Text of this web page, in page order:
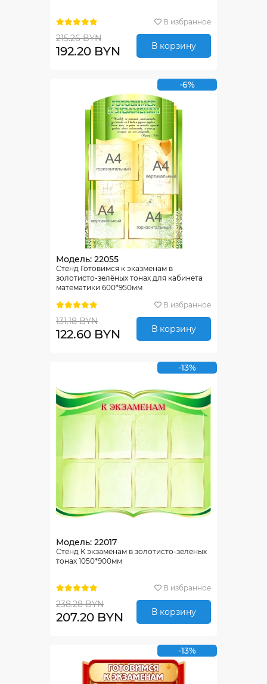
В избранное
215.26 BYN
192.20 BYN В корзину
-6%
Модель: 22055
Стенд Готовимся к эказменам в
золотисто-зелёных тонах для кабинета
математики 600*950мм
В избранное
131.18 BYN
122.60 BYN В корзину
-13%
Модель: 22017
Стенд К экзаменам в золотисто-зеленых
тонах 1050*900мм
В избранное
238.28 BYN
207.20 BYN В корзину
-13%